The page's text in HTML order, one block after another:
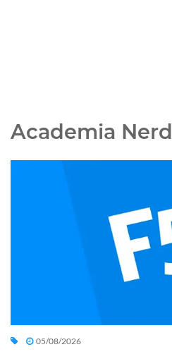
Academia Nerd
05/08/2026